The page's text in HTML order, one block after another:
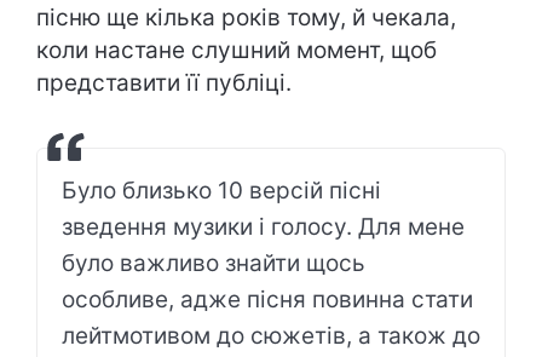
пісню ще кілька років тому, й чекала,
коли настане слушний момент, щоб
представити її публіці.
Було близько 10 версій пісні
зведення музики і голосу. Для мене
було важливо знайти щось
особливе, адже пісня повинна стати
лейтмотивом до сюжетів, а також до